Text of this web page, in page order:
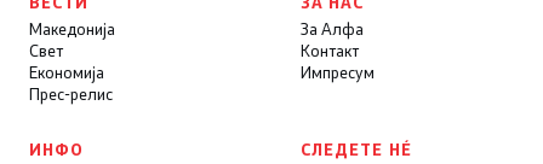
Македонија
Свет
Економија
Прес-релис
За Алфа
Контакт
Импресум
ИНФО СЛЕДЕТЕ НÉ